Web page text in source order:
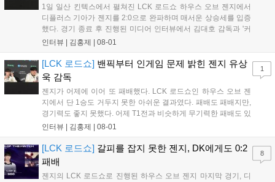
1일 일산 킨텍스에서 펼쳐진 LCK 로드쇼 하우스 오브 젠지에서
디플러스 기아가 젠지를 2:0으로 완파하며 매서운 상승세를 입증
했다. 경기 종료 후 진행된 미디어 인터뷰에서 김대호 감독과 '커
리어' 오형석은 승리 소감과 함께 최근 눈부신 경기력 향상의 비
우스 오브 젠지에서 2:0으로 승리한...
인터뷰 | 김홍제 08-01
[LCK 로드쇼] 밴픽부터 인게임 문제 밝힌 젠지 유상
욱 감독
젠지가 어제에 이어 또 패배했다. LCK 로드쇼인 하우스 오브 젠
지에서 단 1승도 거두지 못한 아쉬운 결과였다. 패배도 패배지만,
경기력도 좋지 못했다. 어제 T1전과 비슷하게 무기력한 패배도 있
었고, 팀적인 움직임이 많이 둔해보이며 평소 알던 젠지의 모습은
이다. Q. 오늘 경기에 대한 총평...
인터뷰 | 김홍제 08-01
1
[LCK 로드쇼] 갈피를 잡지 못한 젠지, DK에게도 0:2
패배
젠지의 LCK 로드쇼로 진행된 하우스 오브 젠지 마지막 경기, 디
8